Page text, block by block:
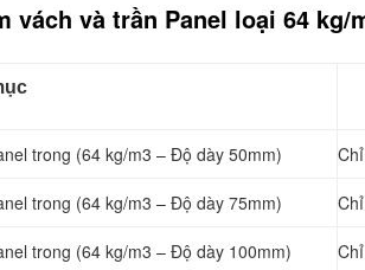
vách và trần Panel loại 64 kg/
trong (64 kg/m3 – Độ dày 50mm)
trong (64 kg/m3 – Độ dày 75mm)
trong (64 kg/m3 – Độ dày 100mm)